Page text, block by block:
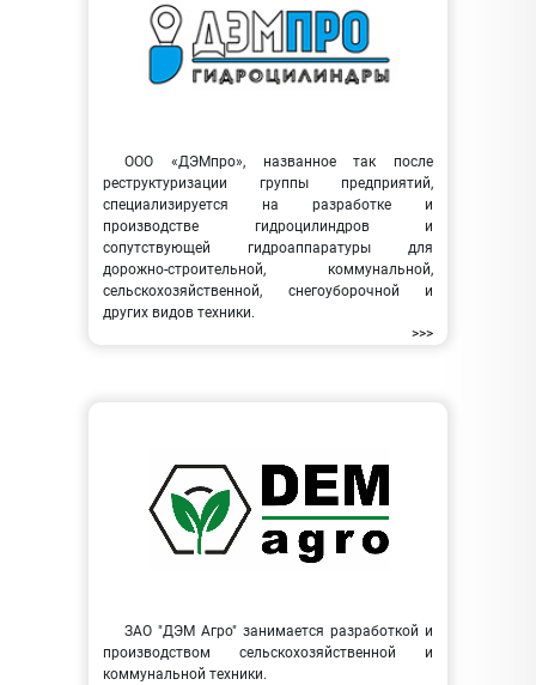
ООО «ДЭМпро», названное так после
реструктуризации группы предприятий,
специализируется на разработке и
производстве гидроцилиндров и
сопутствующей гидроаппаратуры для
дорожно-строительной, коммунальной,
сельскохозяйственной, снегоуборочной и
других видов техники.
>>>
ЗАО "ДЭМ Агро" занимается разработкой и
производством сельскохозяйственной и
коммунальной техники.